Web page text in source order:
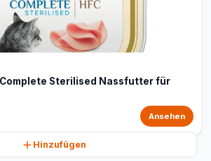
Complete Sterilised Nassfutter für
Ansehen
Hinzufügen